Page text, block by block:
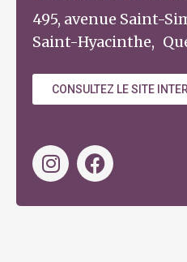
495, avenue Saint-
Saint-Hyacinthe,
CONSULTEZ LE SITE